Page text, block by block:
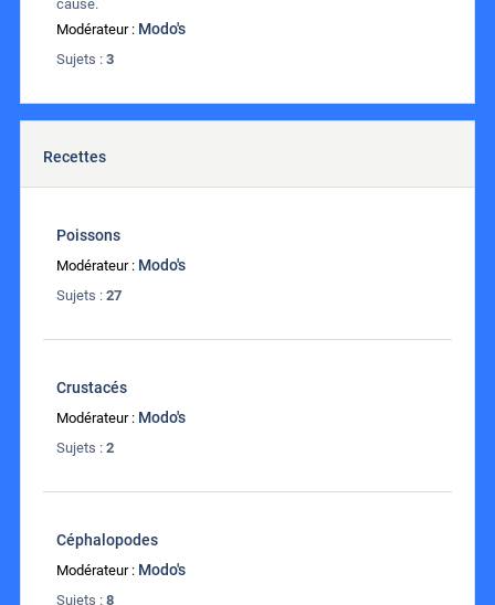
cause.
Modérateur : Modo's
Sujets : 3
Recettes
Poissons
Modérateur : Modo's
Sujets : 27
Crustacés
Modérateur : Modo's
Sujets : 2
Céphalopodes
Modérateur : Modo's
Sujets : 8